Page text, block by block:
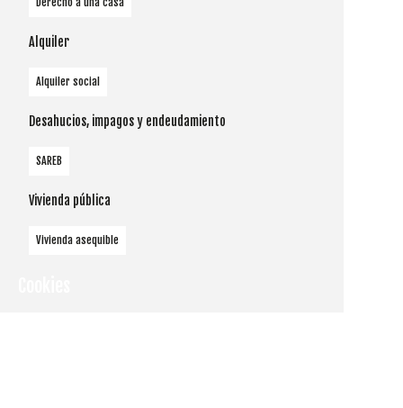
Alquiler
Alquiler social
Desahucios, impagos y endeudamiento
SAREB
Vivienda pública
Vivienda asequible